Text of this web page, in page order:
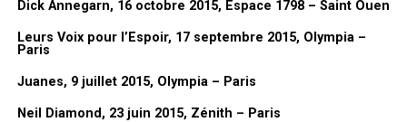
après il y a eu les albums, les
quand Cabua suggéré que je le
remplace à TF1.
Dick Annegarn, 16 octobre 2015, Espace 1798 – Saint Ouen
Leurs Voix pour l’Espoir, 17 septembre 2015, Olympia –
Paris
Juanes, 9 juillet 2015, Olympia – Paris
Neil Diamond, 23 juin 2015, Zénith – Paris